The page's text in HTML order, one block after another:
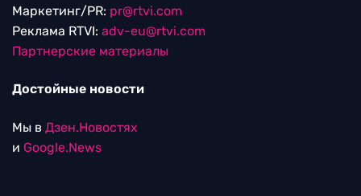
Маркетинг/PR: pr@rtvi.com
Реклама RTVI: adv-eu@rtvi.com
Партнерские материалы
Достойные новости
Мы в Дзен.Новостях
и Google.News